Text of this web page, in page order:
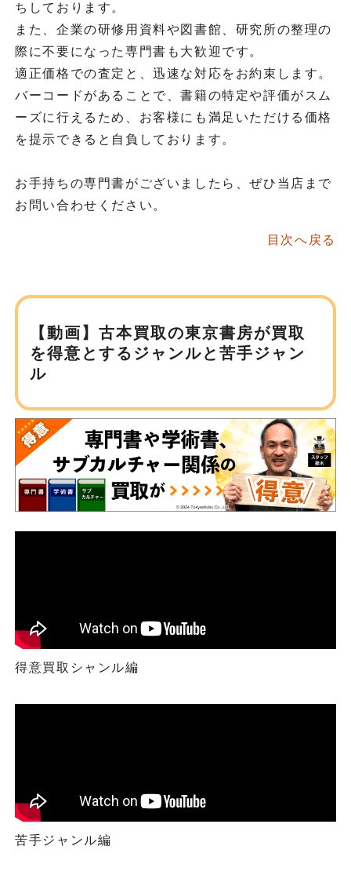
ちしております。
また、企業の研修用資料や図書館、研究所の整理の
際に不要になった専門書も大歓迎です。
適正価格での査定と、迅速な対応をお約束します。
バーコードがあることで、書籍の特定や評価がスム
ーズに行えるため、お客様にも満足いただける価格
を提示できると自負しております。
お手持ちの専門書がございましたら、ぜひ当店まで
お問い合わせください。
目次へ戻る
【動画】古本買取の東京書房が買取
を得意とするジャンルと苦手ジャン
ル
得意買取シャンル編
苦手ジャンル編